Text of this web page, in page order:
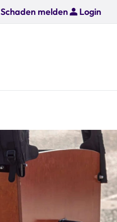
Schaden melden Login